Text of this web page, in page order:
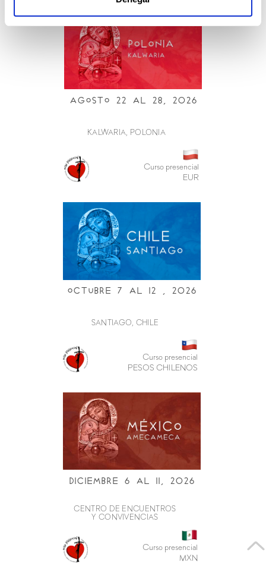
Agosto 22 al 28, 2026
KALWARIA, POLONIA
Curso presencial
EUR
Octubre 7 al i2 , 2026
SANTIAGO, CHILE
Curso presencial
PESOS CHILENOS
Diciembre 6 al ii, 2026
CENTRO DE ENCUENTROS
Y CONVIVENCIAS
Curso presencial
MXN